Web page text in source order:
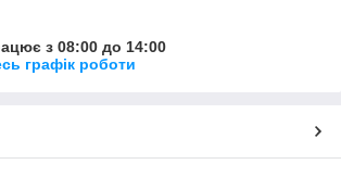
з 08:00 до 14:00
графік роботи